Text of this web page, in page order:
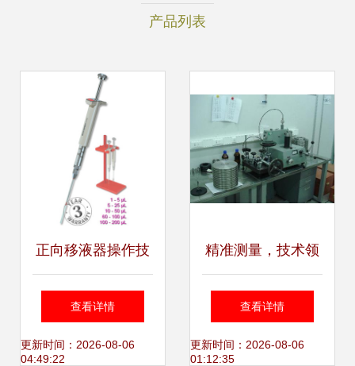
产品列表
正向移液器操作技
术详解与规范指南
查看详情
更新时间：2026-08-06
04:49:22
精准测量，技术领
先——上海市计量
测试技术研究院活
查看详情
更新时间：2026-08-06
01:12:35